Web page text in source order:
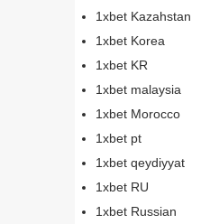
1xbet Kazahstan
1xbet Korea
1xbet KR
1xbet malaysia
1xbet Morocco
1xbet pt
1xbet qeydiyyat
1xbet RU
1xbet Russian